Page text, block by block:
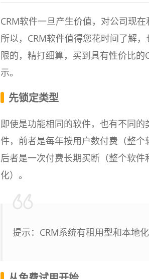
CRM软件一旦产生价值，对公司现
所以，CRM软件值得您花时间了解
限的，精打细算，买到具有性价比
示。
先锁定类型
即使是功能相同的软件，也有不同
件，前者是每年按用户数付费（整
后者是一次付费长期买断（整个软
化）。
提示：CRM系统有租用型和本地